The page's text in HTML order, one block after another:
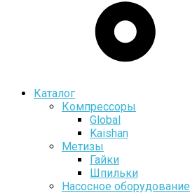
Каталог
Компрессоры
Global
Kaishan
Метизы
Гайки
Шпильки
Насосное оборудование